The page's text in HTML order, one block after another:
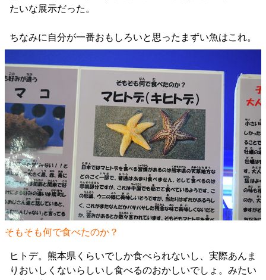
たいな展示だった。
ちなみに自分が一番おもしろいと思ったまずい魚はこれ。
そもそも何で食べたのか？
ヒトデ。熊本県くらいでしか食べられないし、実際あんま
りおいしくないらしいし食べるのおかしいでしょ。みたい